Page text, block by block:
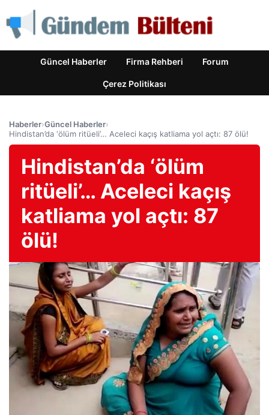
Güncel Haberler Firma Rehberi Forum
Çerez Politikası
Haberler›Güncel Haberler›
Hindistan’da ‘ölüm ritüeli’… Aceleci kaçış katliama yol açtı: 87 ölü!
Hindistan’da ‘ölüm
ritüeli’… Aceleci kaçış
katliama yol açtı: 87
ölü!